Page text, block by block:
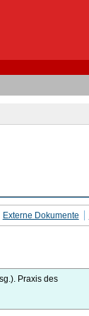
Externe Dokumente
Praxis des